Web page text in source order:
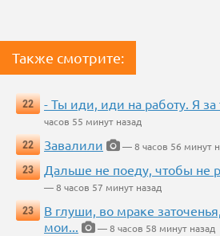
Также смотрите:
22 - Ты иди, иди на работу. Я
часов 55 минут назад
22
Завалили
— 8 часов 56 минут
23
Дальше не поеду, чтобы не
— 8 часов 57 минут назад
23
В глуши, во мраке
мои...
— 8 часов 58 минут назад